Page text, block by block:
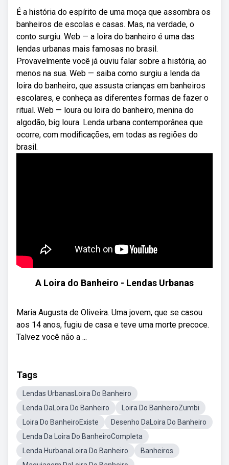
É a história do espírito de uma moça que assombra os
banheiros de escolas e casas. Mas, na verdade, o
conto surgiu. Web — a loira do banheiro é uma das
lendas urbanas mais famosas no brasil.
Provavelmente você já ouviu falar sobre a história, ao
menos na sua. Web — saiba como surgiu a lenda da
loira do banheiro, que assusta crianças em banheiros
escolares, e conheça as diferentes formas de fazer o
ritual. Web — loura ou loira do banheiro, menina do
algodão, big loura. Lenda urbana contemporânea que
ocorre, com modificações, em todas as regiões do
brasil.
A Loira do Banheiro - Lendas Urbanas
Maria Augusta de Oliveira. Uma jovem, que se casou
aos 14 anos, fugiu de casa e teve uma morte precoce.
Talvez você não a ...
Tags
Lendas UrbanasLoira Do Banheiro
Lenda DaLoira Do Banheiro
Loira Do BanheiroZumbi
Loira Do BanheiroExiste
Desenho DaLoira Do Banheiro
Lenda Da Loira Do BanheiroCompleta
Lenda HurbanaLoira Do Banheiro
Banheiros